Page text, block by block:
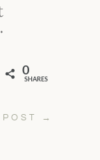
0
SHARES
→